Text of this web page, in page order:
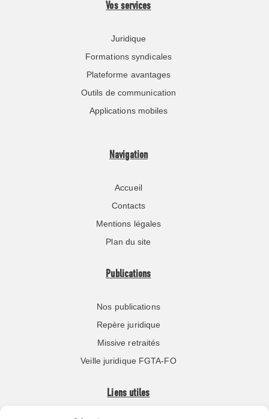
Vos services
Juridique
Formations syndicales
Plateforme avantages
Outils de communication
Applications mobiles
Navigation
Accueil
Contacts
Mentions légales
Plan du site
Publications
Nos publications
Repère juridique
Missive retraités
Veille juridique FGTA-FO
Liens utiles